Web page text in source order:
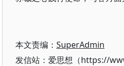
本文责编： SuperAdmin
发信站：爱思想（https://